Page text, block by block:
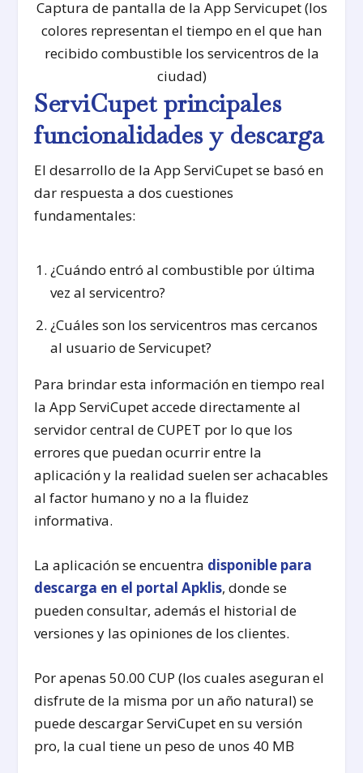
Captura de pantalla de la App Servicupet (los
colores representan el tiempo en el que han
recibido combustible los servicentros de la
ciudad)
ServiCupet principales
funcionalidades y descarga
El desarrollo de la App ServiCupet se basó en
dar respuesta a dos cuestiones
fundamentales:
¿Cuándo entró al combustible por última
vez al servicentro?
¿Cuáles son los servicentros mas cercanos
al usuario de Servicupet?
Para brindar esta información en tiempo real
la App ServiCupet accede directamente al
servidor central de CUPET por lo que los
errores que puedan ocurrir entre la
aplicación y la realidad suelen ser achacables
al factor humano y no a la fluidez
informativa.
La aplicación se encuentra disponible para
descarga en el portal Apklis, donde se
pueden consultar, además el historial de
versiones y las opiniones de los clientes.
Por apenas 50.00 CUP (los cuales aseguran el
disfrute de la misma por un año natural) se
puede descargar ServiCupet en su versión
pro, la cual tiene un peso de unos 40 MB